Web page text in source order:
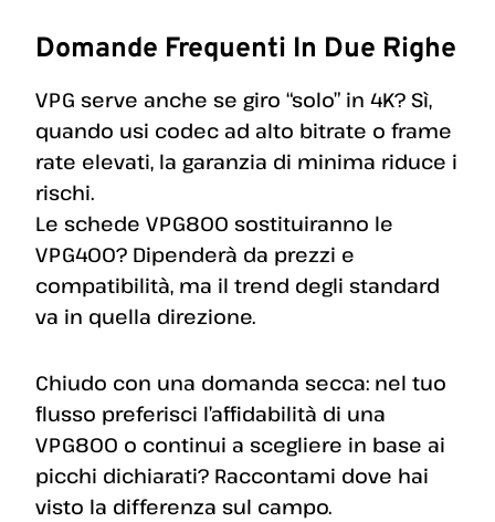
Domande Frequenti In Due Righe
VPG serve anche se giro “solo” in 4K? Sì,
quando usi codec ad alto bitrate o frame
rate elevati, la garanzia di minima riduce i
rischi.
Le schede VPG800 sostituiranno le
VPG400? Dipenderà da prezzi e
compatibilità, ma il trend degli standard
va in quella direzione.
Chiudo con una domanda secca: nel tuo
flusso preferisci l’affidabilità di una
VPG800 o continui a scegliere in base ai
picchi dichiarati? Raccontami dove hai
visto la differenza sul campo.